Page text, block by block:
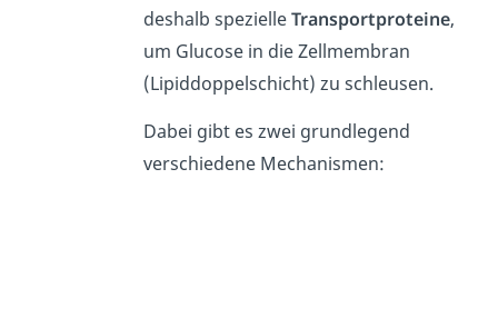
deshalb spezielleTransportproteine,
um Glucose in die Zellmembran
(Lipiddoppelschicht) zu schleusen.
Dabei gibt es zwei grundlegend
verschiedene Mechanismen: